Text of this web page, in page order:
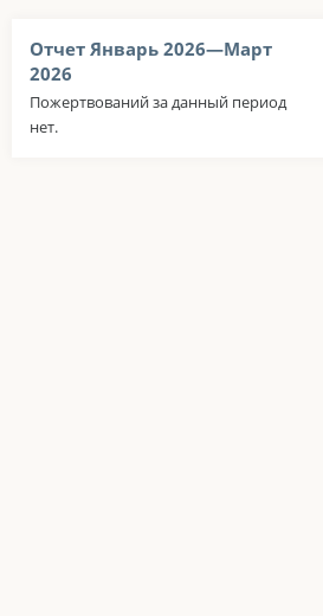
Отчет Январь 2026—Март
2026
Пожертвований за данный период
нет.